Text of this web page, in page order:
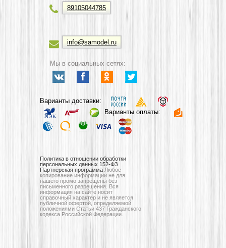
89105044785
info@samodel.ru
Мы в социальных сетях:
Варианты доставки:
Варианты оплаты:
Политика в отношении обработки
персональных данных 152-ФЗ
Партнёрская программа Любое
копирование информации не для
нашего промо запрещены без
письменного разрешения. Вся
информация на сайте носит
справочный характер и не является
публичной офертой, определяемой
положениями Статьи 437 Гражданского
кодекса Российской Федерации.